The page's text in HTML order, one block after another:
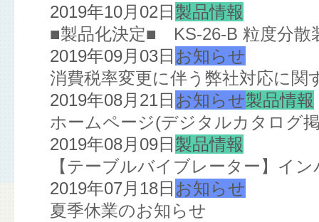
2019年10月02日 製品情報
■製品化決定■ KS-26-B 粒度分
2019年09月03日 お知らせ
消費税率変更に伴う弊社対応に関
2019年08月21日 お知らせ製品情報
ホームページ(デジタルカタログ
2019年08月09日 製品情報
【テーブルバイブレーター】イ
2019年07月18日 お知らせ
夏季休業のお知らせ